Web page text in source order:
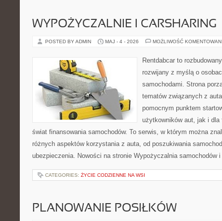
WYPOŻYCZALNIE I CARSHARING
POSTED BY ADMIN MAJ - 4 - 2026 MOŻLIWOŚĆ
Rentdabcar to
rozwijany z myślą o
samochodami. Strona
tematów związanych z
pomocnym punktem
użytkowników aut, jak i
świat finansowania samochodów. To serwis, w którym można
różnych aspektów korzystania z auta, od poszukiwania
ubezpieczenia. Nowości na stronie Wypożyczalnia
CATEGORIES: ŻYCIE CODZIENNE NA WSI
PLANOWANIE POSIŁKÓW